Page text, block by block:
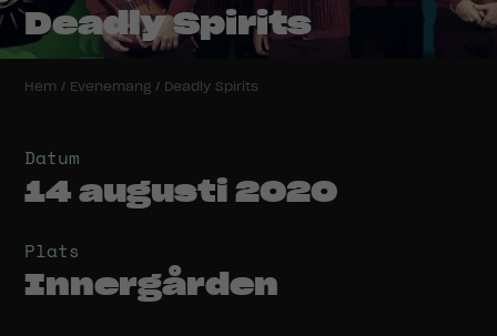
Deadly Spirits
Hem / Evenemang / Deadly Spirits
Datum
14 augusti 2020
Plats
Innergården